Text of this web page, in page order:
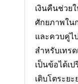
เงินคืนช่วย
ศักยภาพใน
และควบคู่ไ
สำหรับเทร
เป็นข้อได้เ
เติบโตระย